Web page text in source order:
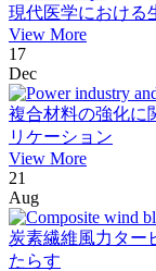
現代医学における
View More
17
Dec
複合材料の強化に
リケーション
View More
21
Aug
炭素繊維風力ター
たらす